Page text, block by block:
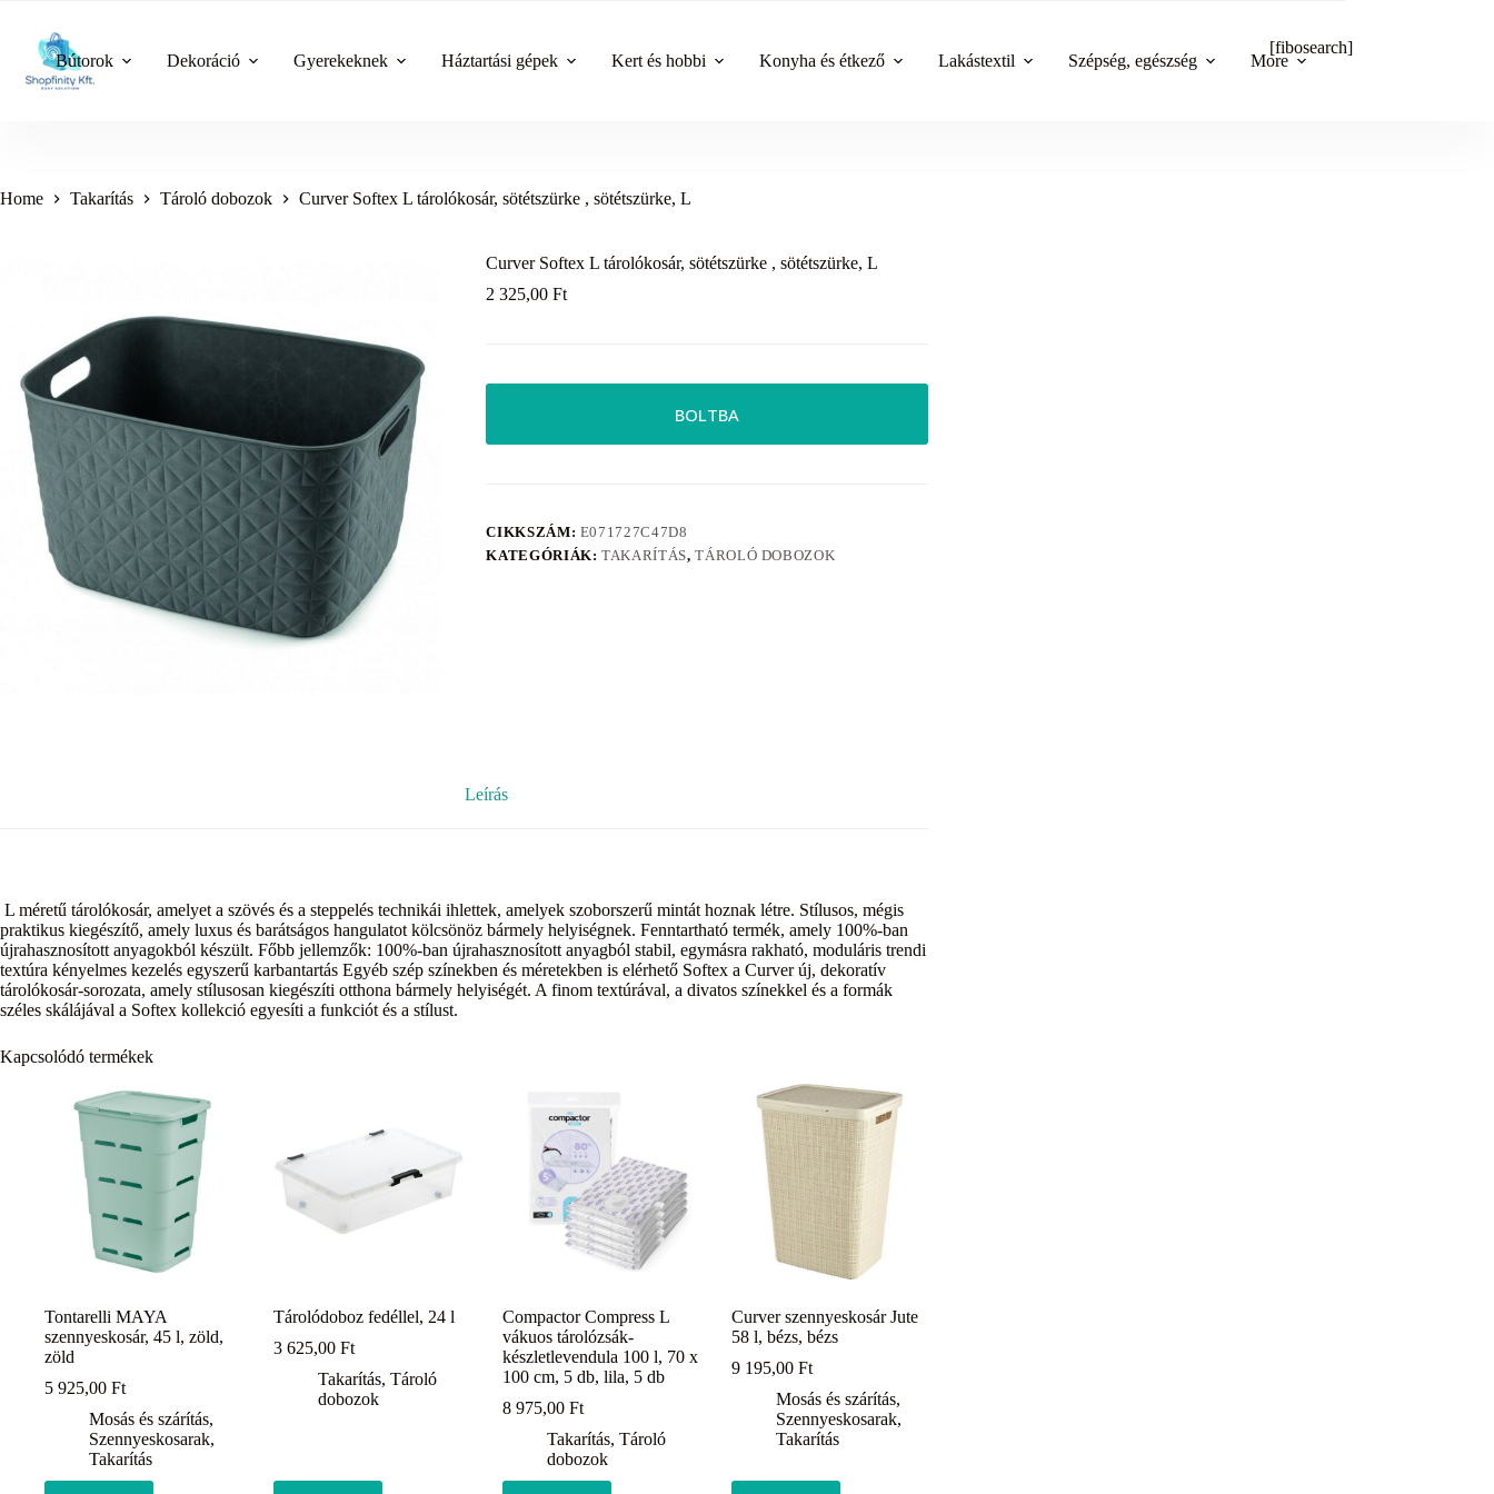
content
Bútorok Dekoráció Gyerekeknek Háztartási gépek Kert és hobbi Konyha és étkező Lakástextil Szépség, egészség More
[fibosearch]
Home Takarítás Tároló dobozok Curver Softex L tárolókosár, sötétszürke , sötétszürke, L
Curver Softex L tárolókosár, sötétszürke , sötétszürke, L
2 325,00Ft
BOLTBA
CIKKSZÁM: E071727C47D8
KATEGÓRIÁK:TAKARÍTÁS,TÁROLÓ DOBOZOK
Leírás
L méretű tárolókosár, amelyet a szövés és a steppelés technikái ihlettek, amelyek szoborszerű mintát hoznak létre. Stílusos, mégis
praktikus kiegészítő, amely luxus és barátságos hangulatot kölcsönöz bármely helyiségnek. Fenntartható termék, amely 100%-ban
újrahasznosított anyagokból készült. Főbb jellemzők: 100%-ban újrahasznosított anyagból stabil, egymásra rakható, moduláris trendi
textúra kényelmes kezelés egyszerű karbantartás Egyéb szép színekben és méretekben is elérhető Softex a Curver új, dekoratív
tárolókosár-sorozata, amely stílusosan kiegészíti otthona bármely helyiségét. A finom textúrával, a divatos színekkel és a formák
széles skálájával a Softex kollekció egyesíti a funkciót és a stílust.
Kapcsolódó termékek
Tontarelli MAYA
szennyeskosár, 45 l, zöld,
zöld
5 925,00 Ft
Mosás és szárítás,
Szennyeskosarak,
Takarítás
Tárolódoboz fedéllel, 24 l
3 625,00Ft
Takarítás,Tároló
dobozok
Compactor Compress L
vákuos tárolózsák-
készletlevendula 100 l, 70 x
100 cm, 5 db, lila, 5 db
8 975,00Ft
Takarítás,Tároló
dobozok
Curver szennyeskosár Jute
58 l, bézs, bézs
9 195,00Ft
Mosás és szárítás,
Szennyeskosarak,
Takarítás